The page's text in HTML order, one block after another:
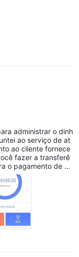
administrar o dinh
ao serviço de at
ao cliente fornece
fazer a transferê
o pagamento de ou
oi remessa, ga
dinheiro foi recebid
para outro. De qual
entendo por que fui
Depois de tr
Então e
sacar. Eu sabia